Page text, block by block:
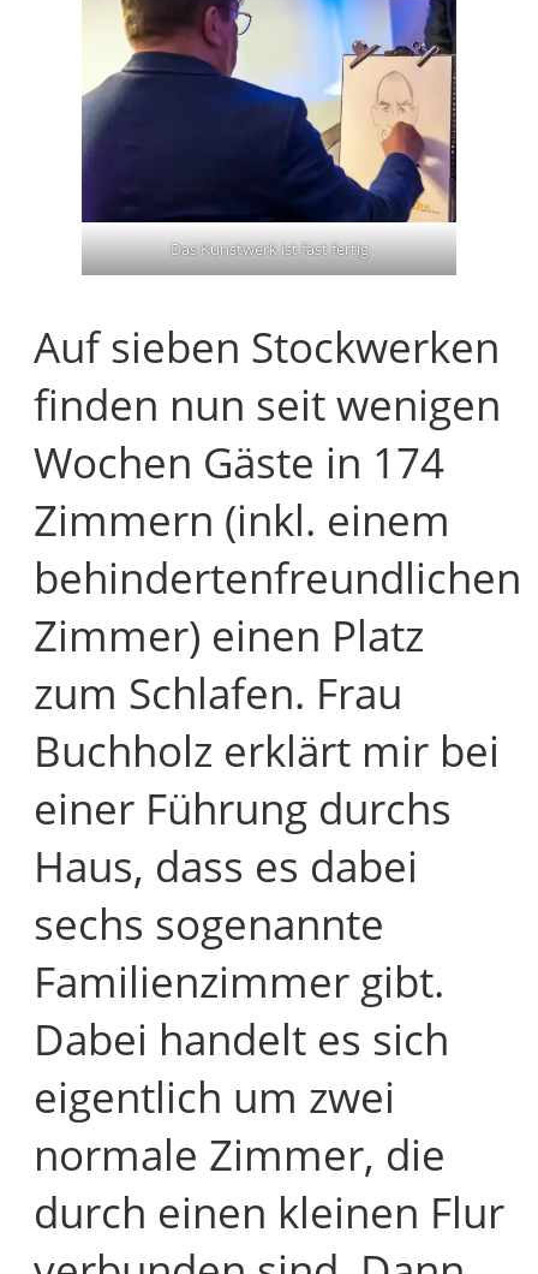
Das Kunstwerk ist fast fertig
Auf sieben Stockwerken
finden nun seit wenigen
Wochen Gäste in 174
Zimmern (inkl. einem
behindertenfreundlichen
Zimmer) einen Platz
zum Schlafen. Frau
Buchholz erklärt mir bei
einer Führung durchs
Haus, dass es dabei
sechs sogenannte
Familienzimmer gibt.
Dabei handelt es sich
eigentlich um zwei
normale Zimmer, die
durch einen kleinen Flur